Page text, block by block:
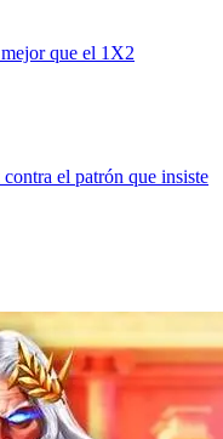
que el 1X2
el patrón que insiste